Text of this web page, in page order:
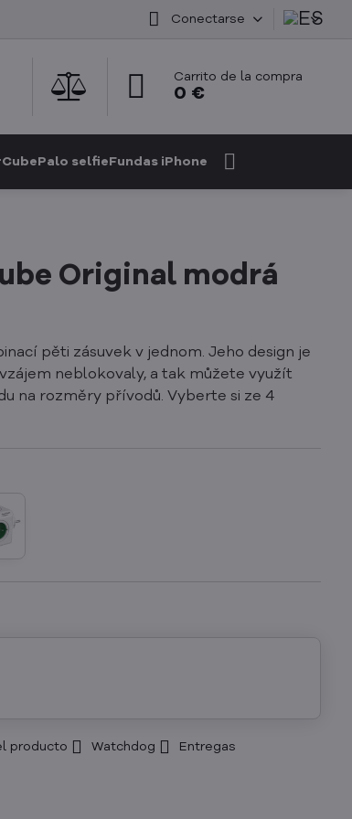
Conectarse
Carrito de la compra
0 €
Palo selfie Fundas iPhone
Original modrá
pěti zásuvek v jednom. Jeho design je
neblokovaly, a tak můžete využít
na rozměry přívodů. Vyberte si ze 4
producto Watchdog Entregas